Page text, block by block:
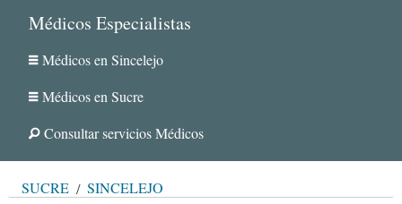
Médicos Especialistas
Médicos en Sincelejo
Médicos en Sucre
Consultar servicios Médicos
SUCRE SINCELEJO